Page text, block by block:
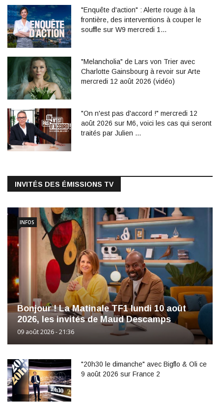
"Enquête d'action" : Alerte rouge à la
frontière, des interventions à couper le
souffle sur W9 mercredi 1…
"Melancholia" de Lars von Trier avec
Charlotte Gainsbourg à revoir sur Arte
mercredi 12 août 2026 (vidéo)
"On n'est pas d'accord !" mercredi 12
août 2026 sur M6, voici les cas qui seront
traités par Julien …
INVITÉS DES ÉMISSIONS TV
Bonjour ! La Matinale TF1 lundi 10 août
2026, les invités de Maud Descamps
09 août 2026 - 21:36
INFOS
"20h30 le dimanche" avec Bigflo & Oli ce
9 août 2026 sur France 2